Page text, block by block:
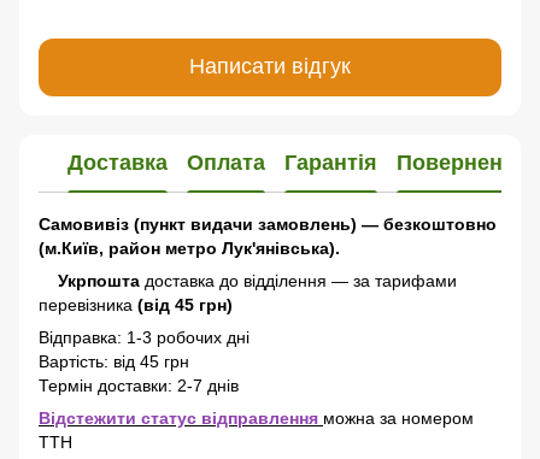
Написати відгук
Доставка Оплата Гарантія Повернення
Самовивіз (пункт видачи замовлень) — безкоштовно
(м.Київ, район метро Лук'янівська).
Укрпошта доставка до відділення — за тарифами
перевізника (від 45 грн)
Відправка: 1-3 робочих дні
Вартість: від 45 грн
Термін доставки: 2-7 днів
Відстежити статус відправлення можна за номером
ТТН